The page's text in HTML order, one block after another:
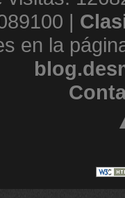
|
en la